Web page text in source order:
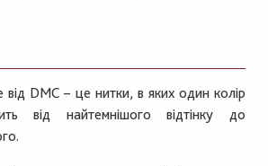
DMC – це нитки, в яких один колір
від найтемнішого відтінку до